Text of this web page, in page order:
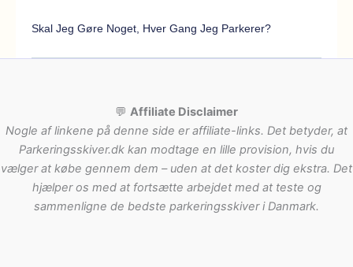
Skal Jeg Gøre Noget, Hver Gang Jeg Parkerer?
💬 Affiliate Disclaimer
Nogle af linkene på denne side er affiliate-links. Det betyder, at
Parkeringsskiver.dk kan modtage en lille provision, hvis du
vælger at købe gennem dem – uden at det koster dig ekstra. Det
hjælper os med at fortsætte arbejdet med at teste og
sammenligne de bedste parkeringsskiver i Danmark.